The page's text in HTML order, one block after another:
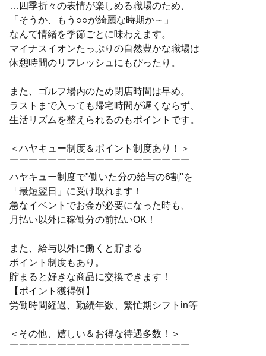
…四季折々の表情が楽しめる職場のため、
「そうか、もう○○が綺麗な時期か～」
なんて情緒を季節ごとに味わえます。
マイナスイオンたっぷりの自然豊かな職場は
休憩時間のリフレッシュにもぴったり。
また、ゴルフ場内のため閉店時間は早め。
ラストまで入っても帰宅時間が遅くならず、
生活リズムを整えられるのもポイントです。
＜ハヤキュー制度＆ポイント制度あり！＞
￣￣￣￣￣￣￣￣￣￣￣￣￣￣￣￣￣￣￣
ハヤキュー制度で"働いた分の給与の6割"を
「最短翌日」に受け取れます！
急なイベントでお金が必要になった時も、
月払い以外に稼働分の前払いOK！
また、給与以外に働くと貯まる
ポイント制度もあり。
貯まると好きな商品に交換できます！
【ポイント獲得例】
労働時間経過、勤続年数、繁忙期シフトin等
＜その他、嬉しい＆お得な待遇多数！＞
￣￣￣￣￣￣￣￣￣￣￣￣￣￣￣￣￣￣￣